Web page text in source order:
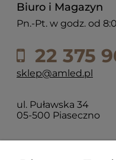
Biuro i Magazyn
Pn.-Pt. w godz. od
22 375
sklep@amled.pl
ul. Puławska 34
05-500 Piaseczno
Dla klientów